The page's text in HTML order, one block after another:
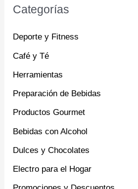
Categorías
Deporte y Fitness
Café y Té
Herramientas
Preparación de Bebidas
Productos Gourmet
Bebidas con Alcohol
Dulces y Chocolates
Electro para el Hogar